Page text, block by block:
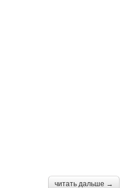
читать дальше →